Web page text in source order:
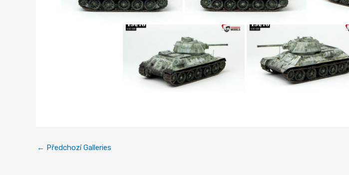
← Předchozí Galleries